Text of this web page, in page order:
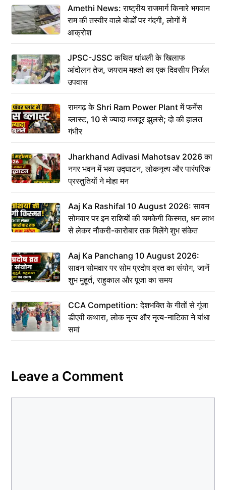
Amethi News: राष्ट्रीय राजमार्ग किनारे भगवान
राम की तस्वीर वाले बोर्डों पर गंदगी, लोगों में
आक्रोश
JPSC-JSSC कथित धांधली के खिलाफ
आंदोलन तेज, जयराम महतो का एक दिवसीय निर्जल
उपवास
रामगढ़ के Shri Ram Power Plant में फर्नेस
ब्लास्ट, 10 से ज्यादा मजदूर झुलसे; दो की हालत
गंभीर
Jharkhand Adivasi Mahotsav 2026 का
नगर भवन में भव्य उद्घाटन, लोकनृत्य और पारंपरिक
प्रस्तुतियों ने मोहा मन
Aaj Ka Rashifal 10 August 2026: सावन
सोमवार पर इन राशियों की चमकेगी किस्मत, धन लाभ
से लेकर नौकरी-कारोबार तक मिलेंगे शुभ संकेत
Aaj Ka Panchang 10 August 2026:
सावन सोमवार पर सोम प्रदोष व्रत का संयोग, जानें
शुभ मुहूर्त, राहुकाल और पूजा का समय
CCA Competition: देशभक्ति के गीतों से गूंजा
डीएवी कथारा, लोक नृत्य और नृत्य-नाटिका ने बांधा
समां
Leave a Comment